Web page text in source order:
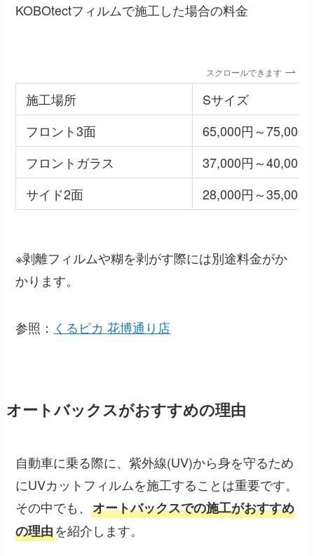
KOBOtectフィルムで施工した場合の料金
スクロールできます
施工場所
Sサイズ
フロント3面
65,000円～75,000
フロントガラス
37,000円～40,000
サイド2面
28,000円～35,000
※剥離フィルムや糊を剥がす際には別途料金がか
かります。
参照： くるピカ 花博通り店
オートバックスがおすすめの理由
自動車に乗る際に、紫外線(UV)から身を守るため
にUVカットフィルムを施工することは重要です。
その中でも、オートバックスでの施工がおすすめ
の理由を紹介します。